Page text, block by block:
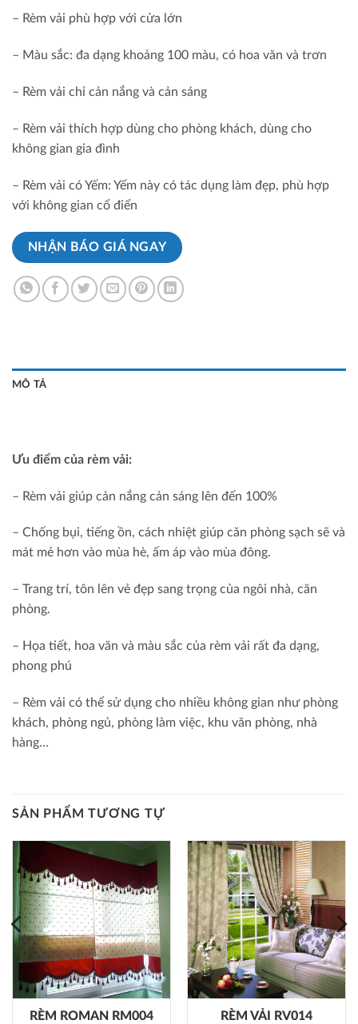
– Rèm vải phù hợp với cửa lớn
– Màu sắc: đa dạng khoảng 100 màu, có hoa văn và trơn
– Rèm vải chỉ cản nắng và cản sáng
– Rèm vải thích hợp dùng cho phòng khách, dùng cho
không gian gia đình
– Rèm vải có Yếm: Yếm này có tác dụng làm đẹp, phù hợp
với không gian cổ điển
NHẬN BÁO GIÁ NGAY
MÔ TẢ
Ưu điểm của rèm vải:
– Rèm vải giúp cản nắng cản sáng lên đến 100%
– Chống bụi, tiếng ồn, cách nhiệt giúp căn phòng sạch sẽ và
mát mẻ hơn vào mùa hè, ấm áp vào mùa đông.
– Trang trí, tôn lên vẻ đẹp sang trọng của ngôi nhà, căn
phòng.
– Họa tiết, hoa văn và màu sắc của rèm vải rất đa dạng,
phong phú
– Rèm vải có thể sử dụng cho nhiều không gian như phòng
khách, phòng ngủ, phòng làm việc, khu văn phòng, nhà
hàng…
SẢN PHẨM TƯƠNG TỰ
RÈM ROMAN RM004 RÈM VẢI RV014